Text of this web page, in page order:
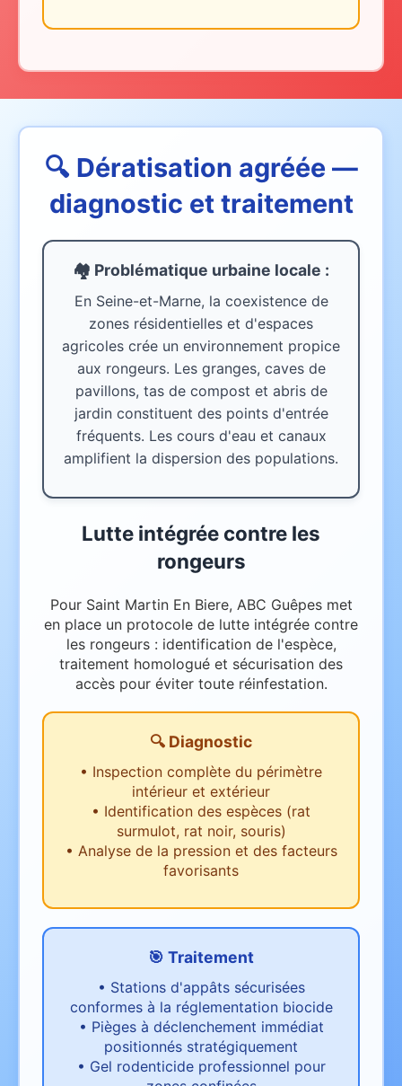
🔍 Dératisation agréée —
diagnostic et traitement
🏘️ Problématique urbaine locale :
En Seine-et-Marne, la coexistence de
zones résidentielles et d'espaces
agricoles crée un environnement propice
aux rongeurs. Les granges, caves de
pavillons, tas de compost et abris de
jardin constituent des points d'entrée
fréquents. Les cours d'eau et canaux
amplifient la dispersion des populations.
Lutte intégrée contre les
rongeurs
Pour Saint Martin En Biere, ABC Guêpes met
en place un protocole de lutte intégrée contre
les rongeurs : identification de l'espèce,
traitement homologué et sécurisation des
accès pour éviter toute réinfestation.
🔍 Diagnostic
• Inspection complète du périmètre
intérieur et extérieur
• Identification des espèces (rat
surmulot, rat noir, souris)
• Analyse de la pression et des facteurs
favorisants
🎯 Traitement
• Stations d'appâts sécurisées
conformes à la réglementation biocide
• Pièges à déclenchement immédiat
positionnés stratégiquement
• Gel rodenticide professionnel pour